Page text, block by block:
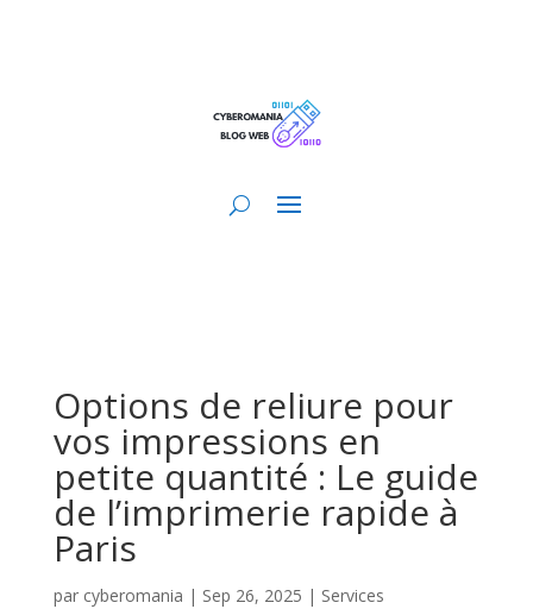
Options de reliure pour
vos impressions en
petite quantité : Le guide
de l’imprimerie rapide à
Paris
par cyberomania | Sep 26, 2025 | Services